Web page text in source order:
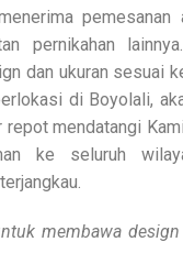
pemesanan
pernikahan
dan ukuran sesuai
di Boyolali,
mendatangi
ke seluruh
membawa